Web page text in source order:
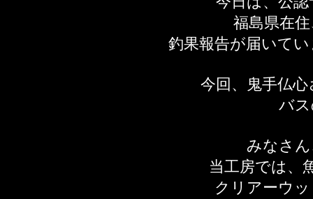
福島県在
釣果報告が届いて
今回、鬼手仏
バ
みなさ
当工房では、
クリアーウ